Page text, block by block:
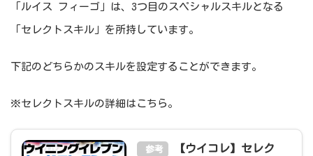
「ルイス フィーゴ」は、3つ目のスペシャルスキルとなる
「セレクトスキル」を所持しています。
下記のどちらかのスキルを設定することができます。
※セレクトスキルの詳細はこちら。
参考
【ウイコレ】セレク